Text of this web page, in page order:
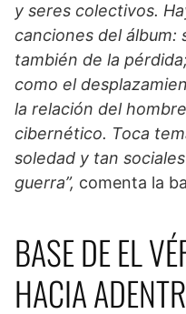
y seres colectivos.
canciones del álbum:
también de la
como el
la relación del
cibernético. Toca
soledad y tan
guerra”, comenta la
BASE DE EL
HACIA